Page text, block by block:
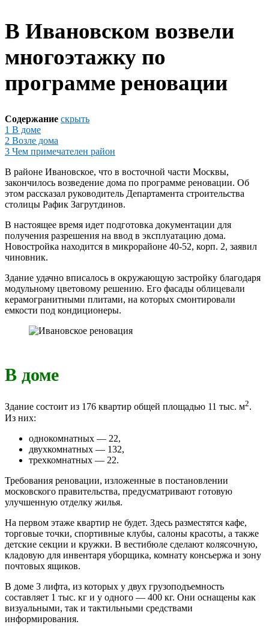
В Ивановском возвели
многоэтажку по
программе реновации
Содержание скрыть
1 В доме
2 Возле дома
3 Чем примечателен район
В районе Ивановское, что в восточной части Москвы,
закончилось возведение дома по программе реновации. Об
этом рассказал руководитель Департамента строительства
столицы Рафик Загрутдинов.
В настоящее время идет подготовка документации для
получения разрешения на ввод в эксплуатацию дома.
Новостройка находится в микрорайоне 40-52, корп. 2, заявил
чиновник.
Здание удачно вписалось в окружающую застройку благодаря
модульному цветовому решению. Его фасады облицевали
керамогранитными плитами, на которых смонтировали
емкости под кондиционеры.
В доме
Здание состоит из 176 квартир общей площадью 11 тыс. м2.
Из них:
однокомнатных — 22,
двухкомнатных — 132,
трехкомнатных — 22.
Требования реновации, изложенные в постановлении
московского правительства, предусматривают готовую
улучшенную отделку жилья.
На первом этаже квартир не будет. Здесь разместятся кафе,
торговые точки, спортивные клубы, салоны красоты, а также
детские секции и кружки. В вестибюле сделают колясочную,
кладовую для инвентаря уборщика, комнату консьержа и зону
почтовых ящиков.
В доме 3 лифта, из которых у двух грузоподъемность
составляет 1 тыс. кг и у одного — 400 кг. Они оснащены как
визуальными, так и тактильными средствами
информирования.